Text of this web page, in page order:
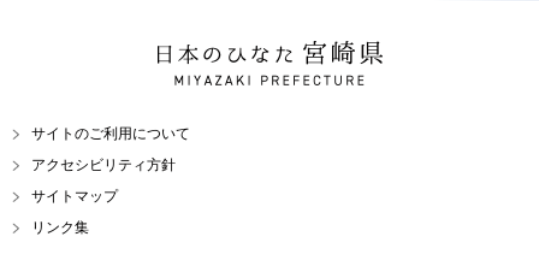
日本のひなた 宮崎県
MIYAZAKI PREFECTURE
サイトのご利用について
アクセシビリティ方針
サイトマップ
リンク集